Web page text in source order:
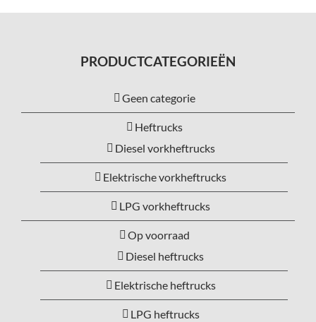
PRODUCTCATEGORIEËN
Geen categorie
Heftrucks
Diesel vorkheftrucks
Elektrische vorkheftrucks
LPG vorkheftrucks
Op voorraad
Diesel heftrucks
Elektrische heftrucks
LPG heftrucks